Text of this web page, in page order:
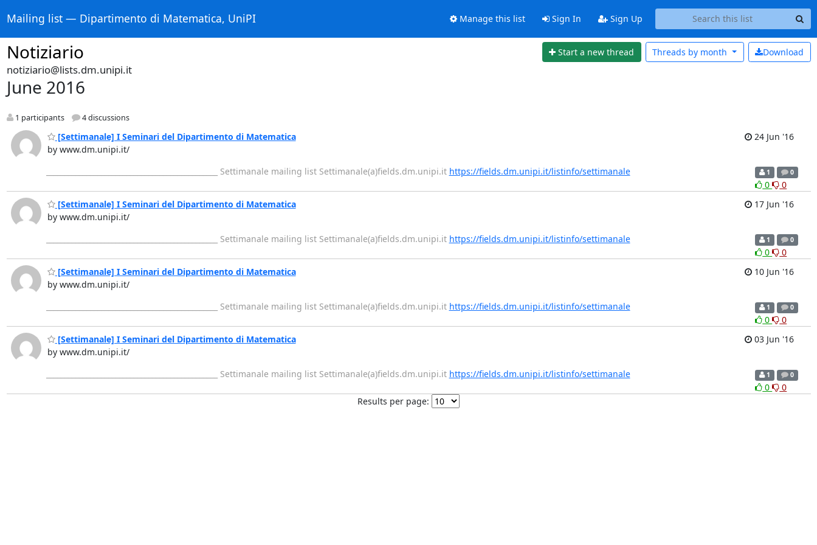
Mailing list — Dipartimento di Matematica, UniPI Manage this list Sign In Sign Up
Notiziario Start a new thread Download
Threads by month
notiziario@lists.dm.unipi.it
June 2016
1 participants 4 discussions
[Settimanale] I Seminari del Dipartimento di Matematica
by www.dm.unipi.it/
24 Jun '16
_______________________________________________ Settimanale mailing list Settimanale(a)fields.dm.unipi.it https://fields.dm.unipi.it/listinfo/settimanale 1 0
0
0
[Settimanale] I Seminari del Dipartimento di Matematica
by www.dm.unipi.it/
17 Jun '16
_______________________________________________ Settimanale mailing list Settimanale(a)fields.dm.unipi.it https://fields.dm.unipi.it/listinfo/settimanale 1 0
0
0
[Settimanale] I Seminari del Dipartimento di Matematica
by www.dm.unipi.it/
10 Jun '16
_______________________________________________ Settimanale mailing list Settimanale(a)fields.dm.unipi.it https://fields.dm.unipi.it/listinfo/settimanale 1 0
0
0
[Settimanale] I Seminari del Dipartimento di Matematica
by www.dm.unipi.it/
03 Jun '16
_______________________________________________ Settimanale mailing list Settimanale(a)fields.dm.unipi.it https://fields.dm.unipi.it/listinfo/settimanale 1 0
0
0
Results per page: